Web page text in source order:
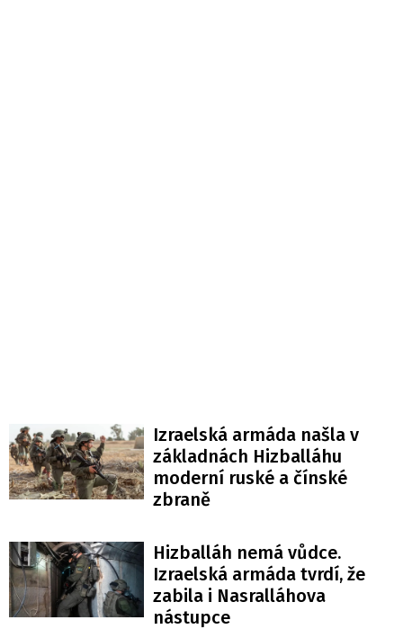
Izraelská armáda našla v
základnách Hizballáhu
moderní ruské a čínské
zbraně
Hizballáh nemá vůdce.
Izraelská armáda tvrdí, že
zabila i Nasralláhova
nástupce